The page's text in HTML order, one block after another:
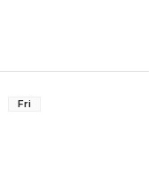
Fri